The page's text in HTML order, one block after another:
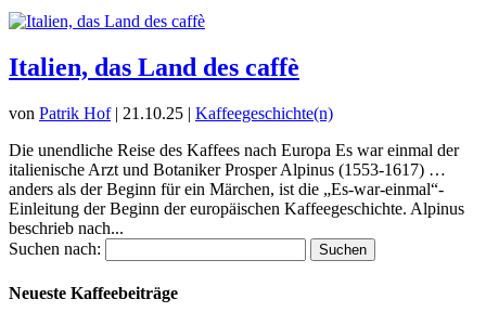
Italien, das Land des caffè
von Patrik Hof| 21.10.25 | Kaffeegeschichte(n)
Die unendliche Reise des Kaffees nach Europa Es war einmal der
italienische Arzt und Botaniker Prosper Alpinus (1553-1617) …
anders als der Beginn für ein Märchen, ist die „Es-war-einmal“-
Einleitung der Beginn der europäischen Kaffeegeschichte. Alpinus
beschrieb nach...
Suchen nach:
Neueste Kaffeebeiträge